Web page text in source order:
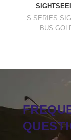
S SERIES
BUS